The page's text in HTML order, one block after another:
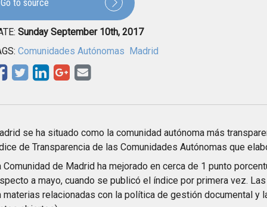
Go to source
Sunday September 10th, 2017
Comunidades Autónomas Madrid
se ha situado como la comunidad autónoma más
de Transparencia de las Comunidades Autónomas que
Comunidad de Madrid ha mejorado en cerca de 1 punto
a mayo, cuando se publicó el índice por primera vez.
materias relacionadas con la política de gestión documental y